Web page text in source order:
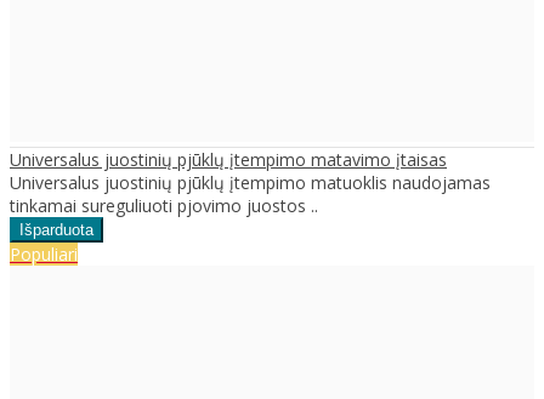
Universalus juostinių pjūklų įtempimo matavimo įtaisas
Universalus juostinių pjūklų įtempimo matuoklis naudojamas
tinkamai sureguliuoti pjovimo juostos ..
Populiari